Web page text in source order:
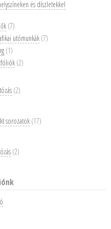
és díszletekkel
(7)
utómunkák (7)
(1)
(2)
(2)
sorozatok (17)
(2)